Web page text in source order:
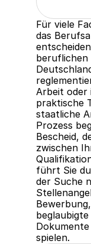
Für viele
das
beruflichen
Arbeit oder
praktische
staatliche
Prozess
Bescheid,
zwischen
führt Sie
der Suche
spielen.